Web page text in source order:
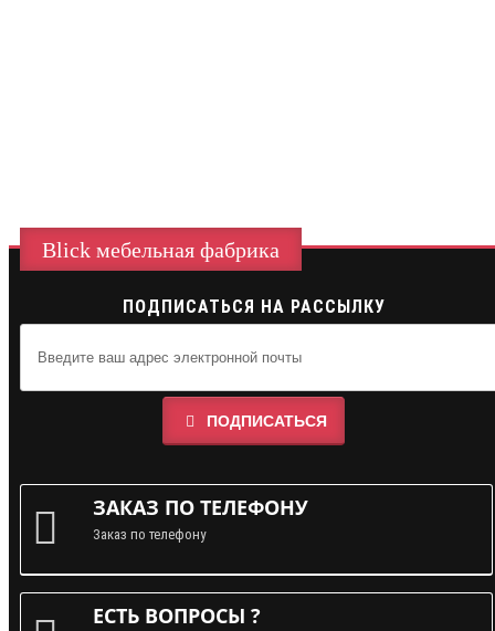
Blick мебельная фабрика
ПОДПИСАТЬСЯ НА РАССЫЛКУ
ПОДПИСАТЬСЯ
ЗАКАЗ ПО ТЕЛЕФОНУ
Заказ по телефону
ЕСТЬ ВОПРОСЫ ?